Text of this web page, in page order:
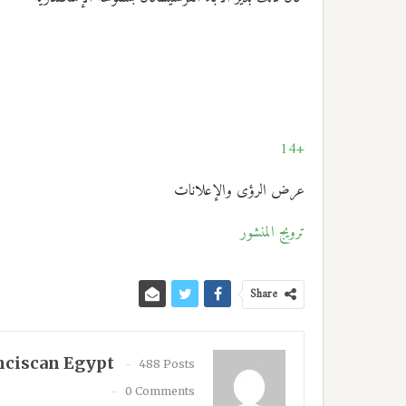
+14
عرض الرؤى والإعلانات
ترويج المنشور
Share
Egypt
488 Posts
0 Comments